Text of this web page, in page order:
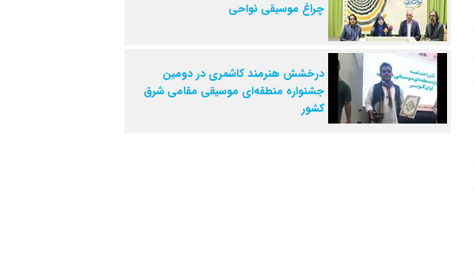
چراغ موسیقی نواحی
درخشش هنرمند کاشمری در دومین
جشنواره منطقه‌ای موسیقی مقامی شرق
کشور